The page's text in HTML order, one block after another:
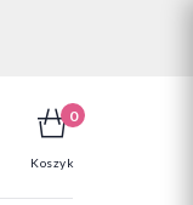
0
Koszyk